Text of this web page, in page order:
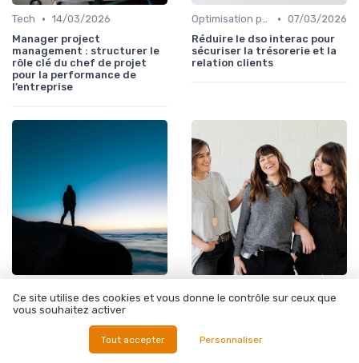
Tech • 14/03/2026
Manager project
management : structurer le
rôle clé du chef de projet
pour la performance de
l’entreprise
Optimisation processus • 07/03/2026
Réduire le dso interac pour
sécuriser la trésorerie et la
relation clients
Structurer un ops system
écrans interactifs
commandes
Ce site utilise des cookies et vous donne le contrôle sur ceux que
vous souhaitez activer
Tout accepter Personnaliser